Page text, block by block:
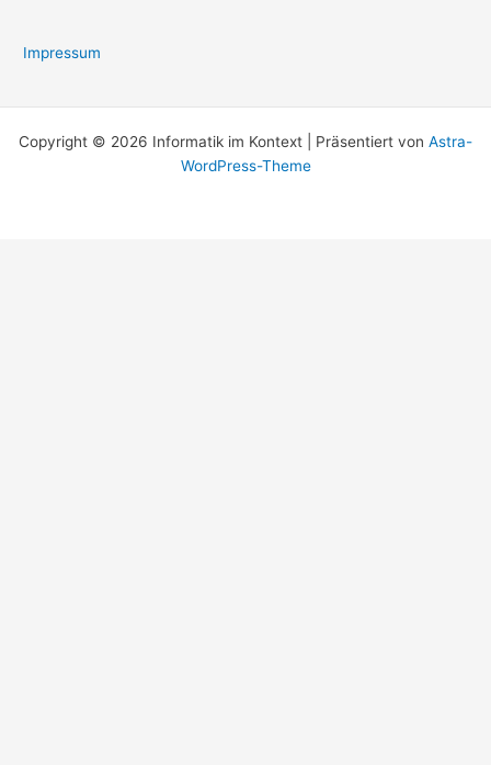
n
h
Impressum
Copyright © 2026 Informatik im Kontext | Präsentiert von Astra-
WordPress-Theme